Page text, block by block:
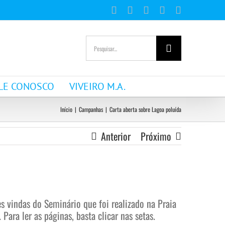
FacebookInstagramYouTubeWhatsApp
mail
Buscar
resultados
para:
CONOSCO VIVEIRO M.A.
Início | Campanhas | Carta aberta sobre Lagoa poluída
Anterior Próximo
vindas do Seminário que foi realizado na Praia
ler as páginas, basta clicar nas setas.